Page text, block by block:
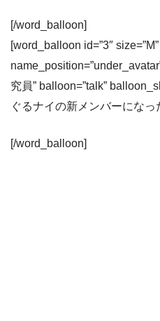
[/word_balloon]
[word_balloon id=”3″
究員” balloon=”talk”
ぐるナイの新メンバーになっ
[/word_balloon]